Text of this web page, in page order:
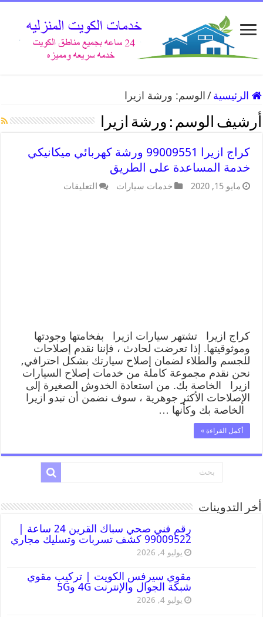
الرئيسية / الوسم: ورشة ازيرا
أرشيف الوسم : ورشة ازيرا
كراج ازيرا 99009551 ورشة كهربائي ميكانيكي
خدمة المساعدة على الطريق
مايو 15, 2020 خدمات سيارات التعليقات
كراج ازيرا تشتهر سيارات ازيرا بفخامتها وجودتها
وموثوقيتها. إذا تعرضت لحادث ، فإننا نقدم إصلاحات
للجسم والطلاء لضمان إصلاح سيارتك بشكل احترافي,
نحن نقدم مجموعة كاملة من خدمات إصلاح السيارات
ازيرا الخاصة بك. من استعادة الخدوش الصغيرة إلى
الإصلاحات الأكثر جوهرية ، سوف نضمن أن تبدو ازيرا
الخاصة بك وكأنها …
أكمل القراءة »
أخر التدوينات
رقم فني صحي سباك القرين 24 ساعة |
99009522 كشف تسربات وتسليك مجاري
يوليو 4, 2026
مقوي سيرفس الكويت | تركيب مقوي
شبكة الجوال والإنترنت 4G و5G
يوليو 4, 2026